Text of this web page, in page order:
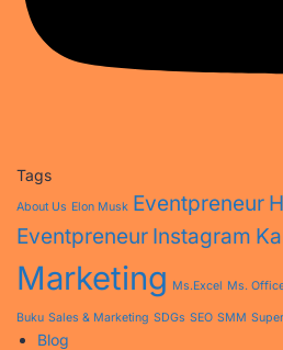
Tags
About Us Elon Musk Eventpreneur
Eventpreneur Instagram
Marketing Ms.Excel Ms.
Buku Sales & Marketing SDGs SEO SMM
Blog